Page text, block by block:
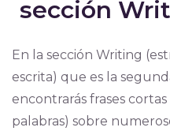
sección
En la sección Writing
escrita) que es la
encontrarás frases
palabras) sobre